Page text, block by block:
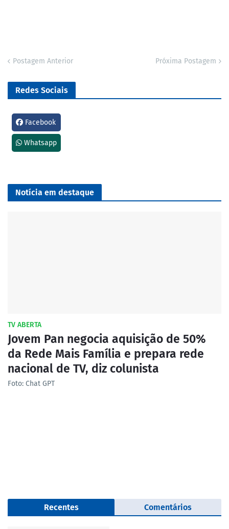
Postagem Anterior Próxima Postagem
Redes Sociais
Facebook
Whatsapp
Notícia em destaque
TV ABERTA
Jovem Pan negocia aquisição de 50%
da Rede Mais Família e prepara rede
nacional de TV, diz colunista
Foto: Chat GPT
Recentes Comentários